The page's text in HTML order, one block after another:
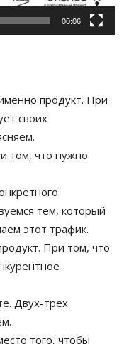
00:06
продукт. При
своих
том, что нужно
тем, который
этот трафик.
При том, что
Двух-трех
того, чтобы